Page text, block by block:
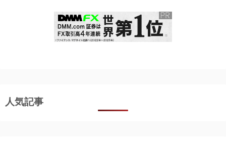
人気記事